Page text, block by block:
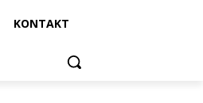
KONTAKT